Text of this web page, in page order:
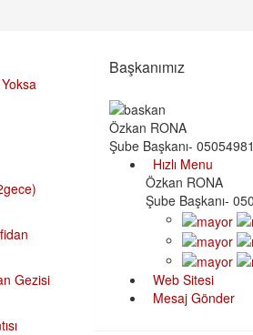
Gezisi
Başkanımız
Özkan RONA
Şube Başkanı-
Hızlı Menu
Özkan RONA
Şube Başkanı-
Web Sitesi
Mesaj Gönder